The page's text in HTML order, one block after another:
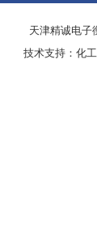
天津精诚电
技术支持： 化